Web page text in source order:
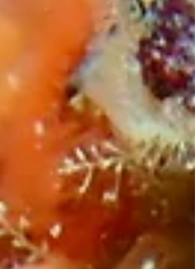
暗くなるまでかかりましたが、きっちりと
接し、当面は大丈夫な状態にしてくれて、
と安心です。 マリン施設にはつきものの緊
急事態ですが、こうして様々な方に支えら
てなんとか運営できているのだと、改めて
謝する一日となりました。 迅速な対応に心
から感謝です。 本日の海況 天気/ 晴れ→曇
風/ 東→南西 風波/ なし うねり/ なし 透明度
6～10m 水温/ 14～15℃ 明日の予報 明日は
よりの風、雨の予報です。 明日は1日降ら
そうです。(T_T)